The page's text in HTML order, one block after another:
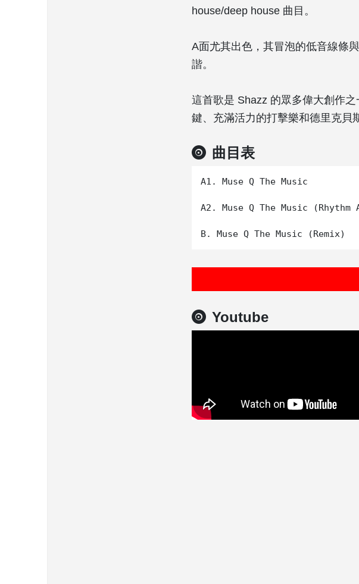
house/deep house 曲目。
A面尤其出色，其冒泡的低音線條
諧。
這首歌是 Shazz 的眾多偉大創作
鍵、充滿活力的打擊樂和德里克貝
曲目表
A1. Muse Q The Music
A2. Muse Q The Music (Rhythm
Youtube